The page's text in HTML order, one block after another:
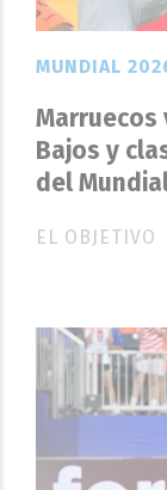
Marruecos
Bajos y
del
EL OBJETIVO
MUNDIAL